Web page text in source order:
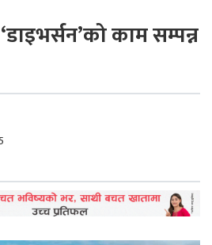
काम सम्पन्न